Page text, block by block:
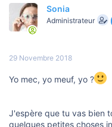
a
d
c
s
n
b
u
Sonia
Administrateur
29 Novembre 2018
Yo mec, yo meuf, yo ?
J'espère que tu vas bien
quelques petites choses